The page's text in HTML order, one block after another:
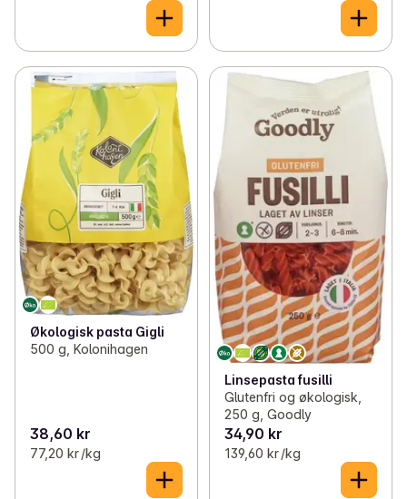
Økologisk pasta Gigli
500 g, Kolonihagen
38,60 kr
77,20 kr /kg
Linsepasta fusilli
Glutenfri og økologisk,
250 g, Goodly
34,90 kr
139,60 kr /kg